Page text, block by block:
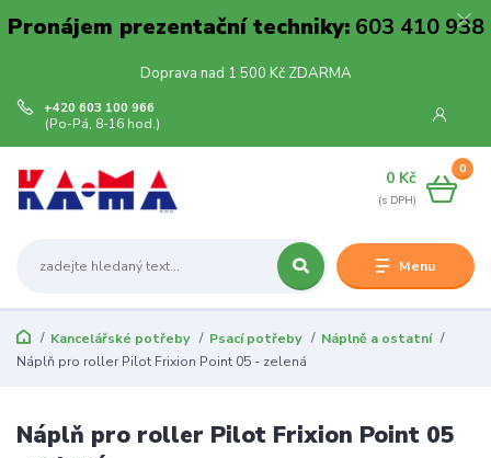
Pronájem prezentační techniky:603 410 938
Doprava nad 1 500 Kč ZDARMA
Menu
+420 603 100 966
(Po-Pá, 8-16 hod.)
0
0 Kč
Kancelářské potřeby Psací potřeby
Náplně a ostatní
Náplň pro roller Pilot Frixion Point 05 - zelená
Náplň pro roller Pilot Frixion Point 05